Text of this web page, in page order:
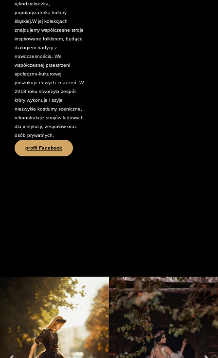
rękodzielniczka,
popularyzatorka kultury
śląskiej.W jej kolekcjach
znajdujemy współczesne stroje
inspirowane folklorem, będące
dialogiem tradycji z
nowoczesnością. We
współczesnej przestrzeni
społeczno-kulturowej
poszukuje nowych znaczeń. W
2018 roku stworzyła zespół,
który wykonuje i szyje
niezwykłe kostiumy sceniczne,
rekonstrukcje strojów ludowych
dla instytucji, zespołów oraz
osób prywatnych.
profil Facebook